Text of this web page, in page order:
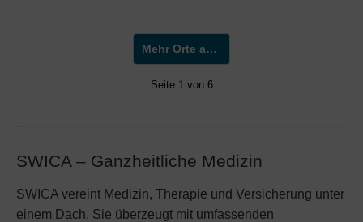
Mehr Orte anzeigen »
Seite 1 von 6
SWICA – Ganzheitliche Medizin
SWICA vereint Medizin, Therapie und Versicherung unter
einem Dach. Sie überzeugt mit umfassenden